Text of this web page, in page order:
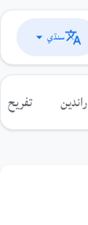
سنڌي
راندين تفريح